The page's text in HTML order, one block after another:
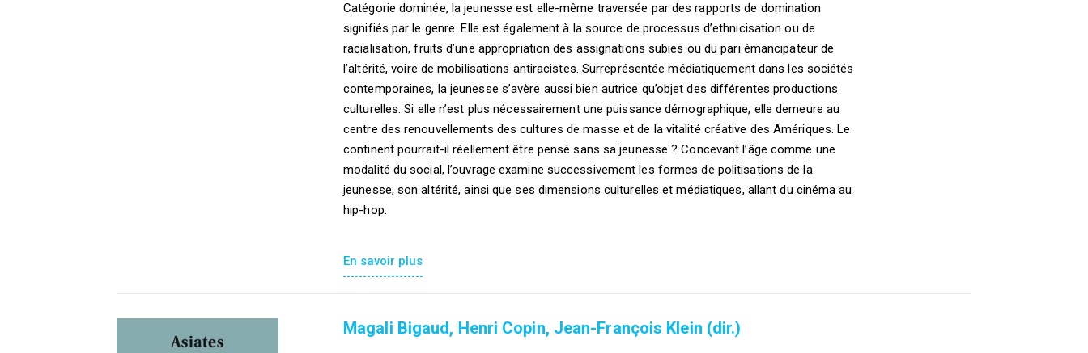
Catégorie dominée, la jeunesse est elle-même traversée par des rapports de domination
signifiés par le genre. Elle est également à la source de processus d’ethnicisation ou de
racialisation, fruits d’une appropriation des assignations subies ou du pari émancipateur de
l’altérité, voire de mobilisations antiracistes. Surreprésentée médiatiquement dans les sociétés
contemporaines, la jeunesse s’avère aussi bien autrice qu’objet des différentes productions
culturelles. Si elle n’est plus nécessairement une puissance démographique, elle demeure au
centre des renouvellements des cultures de masse et de la vitalité créative des Amériques. Le
continent pourrait-il réellement être pensé sans sa jeunesse ? Concevant l’âge comme une
modalité du social, l’ouvrage examine successivement les formes de politisations de la
jeunesse, son altérité, ainsi que ses dimensions culturelles et médiatiques, allant du cinéma au
hip-hop.
En savoir plus
Magali Bigaud, Henri Copin, Jean-François Klein (dir.)